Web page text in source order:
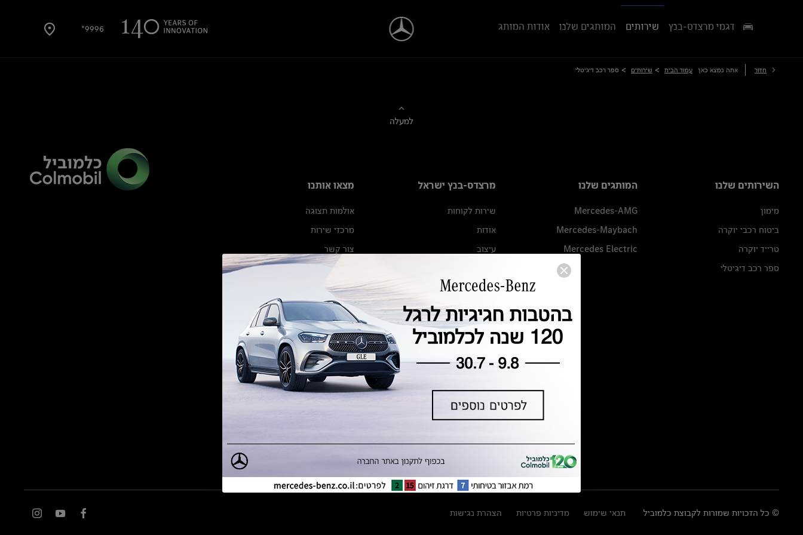
9996* דגמי מרצדס-בנץ שירותים המותגים שלנו אודות המותג
חזור אתה נמצא כאן עמוד הבית > שירותים > ספר רכב דיגיטלי
למעלה
השירותים שלנו
מימון
ביטוח רכבי יוקרה
טרייד יוקרה
ספר רכב דיגיטלי
המותגים שלנו
Mercedes-AMG
Mercedes-Maybach
Mercedes Electric
מרצדס-בנץ ישראל
שירות לקוחות
אודות
עיצוב
מגזין מרצדס-בנץ
ספרי רכב מרצדס-בנץ
נתוני זיהום אוויר וצריכת דלק וחשמל
נתוני תווית צמיגים
מחירון חלפים
הודעה על הטבות לרכבי מרצדס בהסדר
מצאו אותנו
אולמות תצוגה
מרכזי שירות
צור קשר
© כל הזכויות שמורות לקבוצת כלמוביל תנאי שימוש מדיניות פרטיות הצהרת נגישות